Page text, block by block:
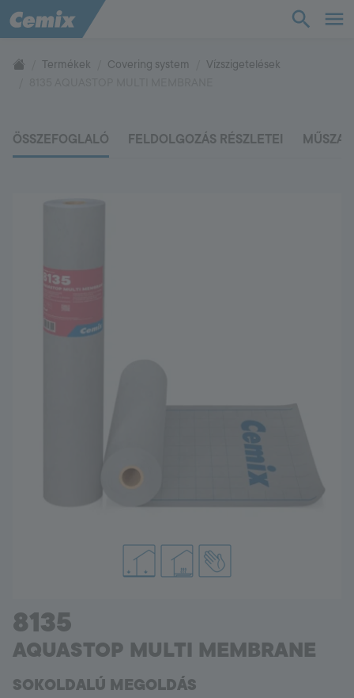
TudásTár
Támogatás
Vevőszolgálat
Termékek Covering system
Vízszigetelések
ÖSSZEFOGLALÓ FELDOLGOZÁS RÉSZLETEI
8135
AQUASTOP MULTI MEMBRANE
SOKOLDALÚ MEGOLDÁS